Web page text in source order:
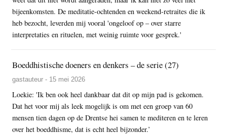
bijeenkomsten. De meditatie-ochtenden en weekend-retraites die ik
heb bezocht, leverden mij vooral 'ongeloof op – over starre
interpretaties en rituelen, met weinig ruimte voor gesprek.'
Boeddhistische doeners en denkers – de serie (27)
gastauteur - 15 mei 2026
Loekie: 'Ik ben ook heel dankbaar dat dit op mijn pad is gekomen.
Dat het voor mij als leek mogelijk is om met een groep van 60
mensen tien dagen op de Drentse hei samen te mediteren en te leren
over het boeddhisme, dat is echt heel bijzonder.’